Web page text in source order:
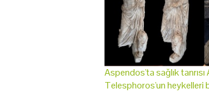
Aspendos'ta sağlık
Telesphoros'un heykelleri